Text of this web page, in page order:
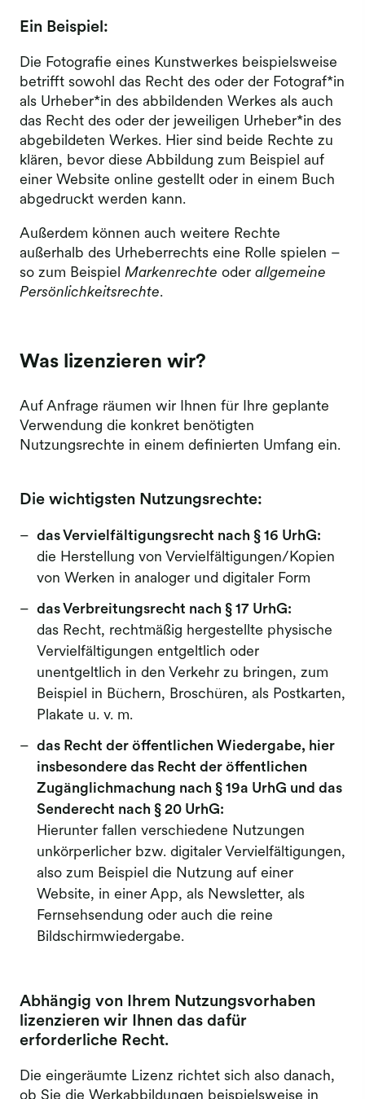
Ein Beispiel:
Die Fotografie eines Kunstwerkes beispielsweise
betrifft sowohl das Recht des oder der Fotograf*in
als Urheber*in des abbildenden Werkes als auch
das Recht des oder der jeweiligen Urheber*in des
abgebildeten Werkes. Hier sind beide Rechte zu
klären, bevor diese Abbildung zum Beispiel auf
einer Website online gestellt oder in einem Buch
abgedruckt werden kann.
Außerdem können auch weitere Rechte
außerhalb des Urheberrechts eine Rolle spielen –
so zum Beispiel Markenrechte oder allgemeine
Persönlichkeitsrechte.​
Was lizenzieren wir?
Auf Anfrage räumen wir Ihnen für Ihre geplante
Verwendung die konkret benötigten
Nutzungsrechte in einem definierten Umfang ein.
Die wichtigsten Nutzungsrechte:
das Vervielfältigungsrecht nach § 16 UrhG:
die Herstellung von Vervielfältigungen/Kopien
von Werken in analoger und digitaler Form
das Verbreitungsrecht nach § 17 UrhG:
das Recht, rechtmäßig hergestellte physische
Vervielfältigungen entgeltlich oder
unentgeltlich in den Verkehr zu bringen, zum
Beispiel in Büchern, Broschüren, als Postkarten,
Plakate u. v. m.
das Recht der öffentlichen Wiedergabe, hier
insbesondere das Recht der öffentlichen
Zugänglichmachung nach § 19a UrhG und das
Senderecht nach § 20 UrhG:
Hierunter fallen verschiedene Nutzungen
unkörperlicher bzw. digitaler Vervielfältigungen,
also zum Beispiel die Nutzung auf einer
Website, in einer App, als Newsletter, als
Fernsehsendung oder auch die reine
Bildschirmwiedergabe.
Abhängig von Ihrem Nutzungsvorhaben
lizenzieren wir Ihnen das dafür
erforderliche Recht.
Die eingeräumte Lizenz richtet sich also danach,